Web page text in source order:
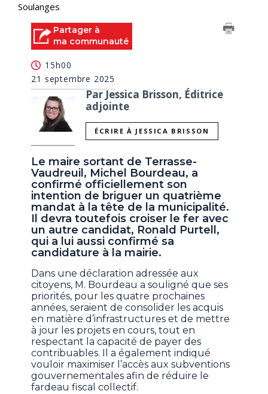
Soulanges
Partager à
ma communauté
15h00
21 septembre 2025
Par Jessica Brisson, Éditrice
adjointe
ÉCRIRE À JESSICA BRISSON
Le maire sortant de Terrasse-
Vaudreuil, Michel Bourdeau, a
confirmé officiellement son
intention de briguer un quatrième
mandat à la tête de la municipalité.
Il devra toutefois croiser le fer avec
un autre candidat, Ronald Purtell,
qui a lui aussi confirmé sa
candidature à la mairie.
Dans une déclaration adressée aux
citoyens, M. Bourdeau a souligné que ses
priorités, pour les quatre prochaines
années, seraient de consolider les acquis
en matière d’infrastructures et de mettre
à jour les projets en cours, tout en
respectant la capacité de payer des
contribuables. Il a également indiqué
vouloir maximiser l’accès aux subventions
gouvernementales afin de réduire le
fardeau fiscal collectif.